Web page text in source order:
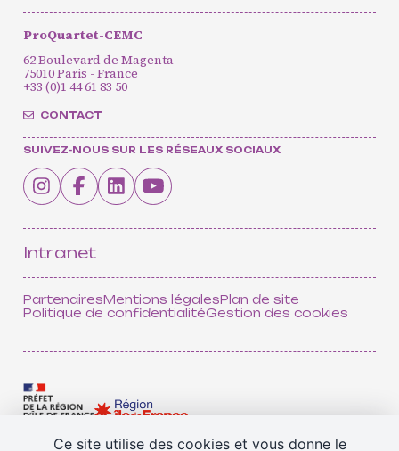
Ce site utilise des cookies et vous donne le
ProQuartet-CEMC
62 Boulevard de Magenta
75010 Paris - France
+33 (0)1 44 61 83 50
CONTACT
SUIVEZ-NOUS SUR LES RÉSEAUX SOCIAUX
Intranet
PartenairesMentions légalesPlan de site
Politique de confidentialitéGestion des cookies
Actualités
Soutenir ProQuartet
Vidéos des masterclasses
INSCRIPTION INFOLETTRES
PETITES ANNONCES